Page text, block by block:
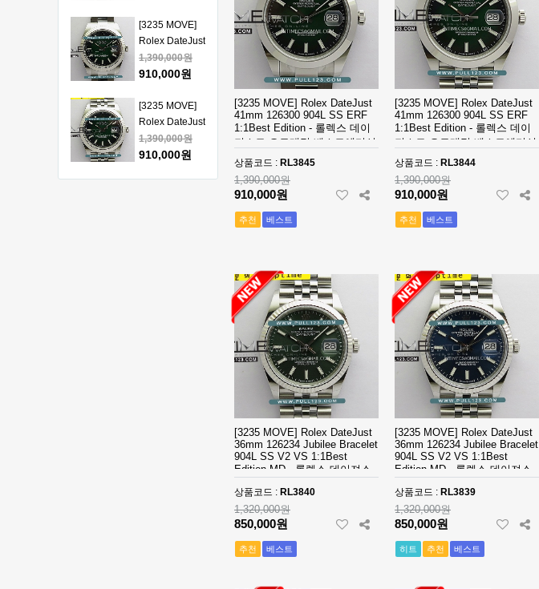
1:1 Best
Edition - 오데
마피게 로얄오
크 베스트 에디
[3235 MOVE]
Rolex DateJust
41mm 126334
904L SS ERF
- 롤렉스 데이져
스트 오토매틱
베스트에디션
1,390,000원
910,000원
[3235 MOVE]
Rolex DateJust
41mm 126334
904L SS ERF
1,390,000원
910,000원
[3235 MOVE] Rolex DateJust
41mm 126300 904L SS ERF
1:1Best Edition - 롤렉스 데이
져스트 오토매틱 베스트에디션
상품코드 : RL3845
1,390,000원
910,000원
추천 베스트
[3235 MOVE] Rolex DateJust
41mm 126300 904L SS ERF
1:1Best Edition - 롤렉스 데이
져스트 오토매틱 베스트에디션
상품코드 : RL3844
1,390,000원
910,000원
추천 베스트
[3235 MOVE] Rolex DateJust
36mm 126234 Jubilee Bracelet
904L SS V2 VS 1:1Best
Edition MD - 롤렉스 데이져스
릿 베스트에디션
상품코드 : RL3840
1,320,000원
850,000원
추천 베스트
[3235 MOVE] Rolex DateJust
36mm 126234 Jubilee Bracelet
904L SS V2 VS 1:1Best
Edition MD - 롤렉스 데이져스
릿 베스트에디션
상품코드 : RL3839
1,320,000원
850,000원
히트 추천 베스트